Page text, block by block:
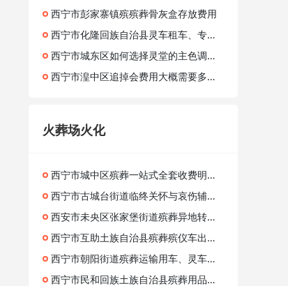
西宁市彭家寨镇殡殡葬骨灰盒存放费用
西宁市化隆回族自治县灵车租车、专注殡葬服务公司、殡葬悼念会
西宁市城东区如何选择灵堂的主色调？殡仪服务、灵车外运
西宁市湟中区追掉会费用大概需要多少？殡仪服务电话、灵车冷藏设备
火葬场火化
西宁市城中区殡葬一站式全套收费明细 殡葬综合机构服务商科普
西宁市古城台街道临终关怀与哀伤辅导，丧亲心理疏导及安宁疗护资源推荐
西安市未央区张家堡街道殡葬异地转运咨询服务
西宁市互助土族自治县殡葬殡仪车出租、殡葬灵车护送接运费用跨省长途转运
西宁市朝阳街道殡葬运输用车、灵车收费标准
西宁市民和回族土族自治县殡葬用品店有卖寿衣吗?骨灰盒定制服务、办理死亡殡葬证